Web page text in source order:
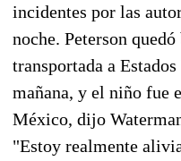
incidentes por las
noche. Peterson
transportada a
mañana, y el niño fue
México, dijo
"Estoy realmente